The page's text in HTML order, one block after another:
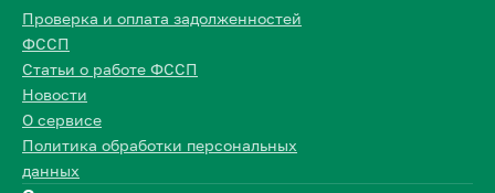
Проверка и оплата задолженностей
ФССП
Статьи о работе ФССП
Новости
О сервисе
Политика обработки персональных
данных